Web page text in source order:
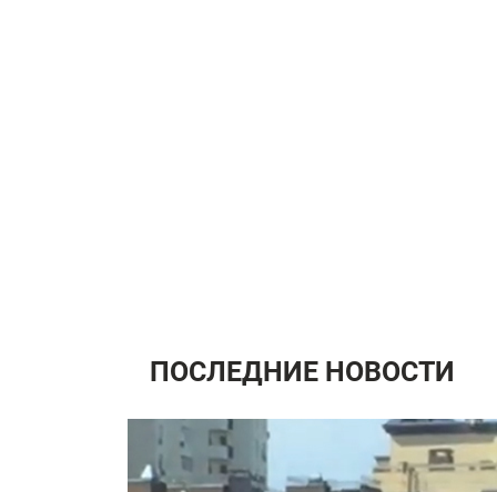
ПОСЛЕДНИЕ НОВОСТИ